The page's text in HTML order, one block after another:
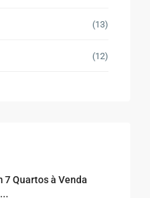
(13)
(12)
7 Quartos à Venda